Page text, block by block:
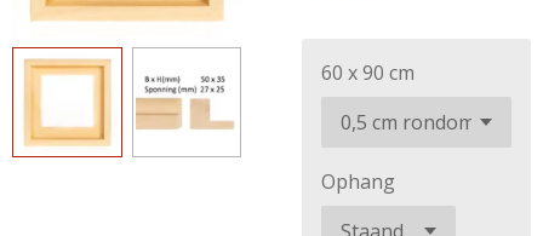
60 x 90 cm
Ophang